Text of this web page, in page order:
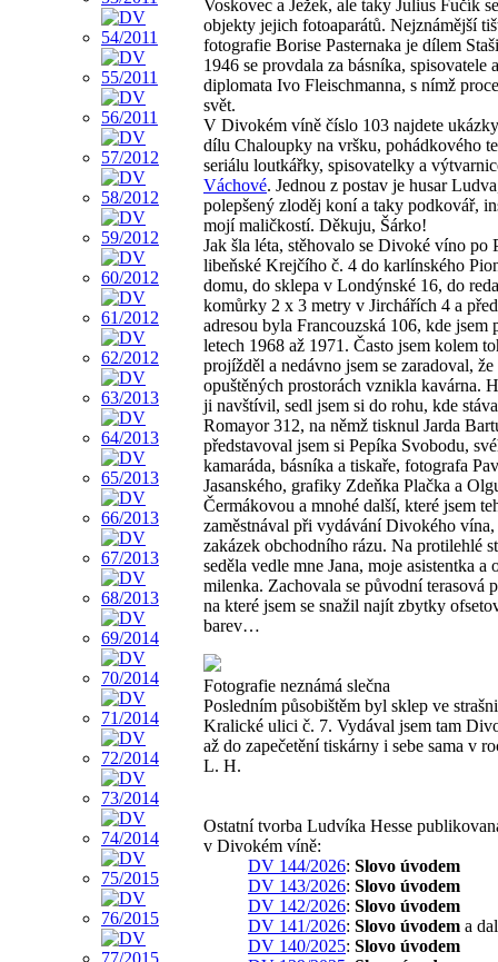
Voskovec a Ježek, ale taky Julius Fučík
objekty jejich fotoaparátů. Nejznámější
fotografie Borise Pasternaka je dílem
1946 se provdala za básníka, spisovatele a
diplomata Ivo Fleischmanna, s nímž
svět.
V Divokém víně číslo 103 najdete
dílu Chaloupky na vršku, pohádkového
seriálu loutkářky, spisovatelky a
Váchové. Jednou z postav je husar
polepšený zloděj koní a taky podkovář,
mojí maličkostí. Děkuju, Šárko!
Jak šla léta, stěhovalo se Divoké víno po
libeňské Krejčího č. 4 do karlínského
domu, do sklepa v Londýnské 16, do
komůrky 2 x 3 metry v Jirchářích 4 a
adresou byla Francouzská 106, kde jsem
letech 1968 až 1971. Často jsem kolem
projížděl a nedávno jsem se zaradoval, že
opuštěných prostorách vznikla kavárna.
ji navštívil, sedl jsem si do rohu, kde
Romayor 312, na němž tisknul Jarda
představoval jsem si Pepíka Svobodu,
kamaráda, básníka a tiskaře, fotografa
Jasanského, grafiky Zdeňka Plačka a
Čermákovou a mnohé další, které jsem
zaměstnával při vydávání Divokého vína,
zakázek obchodního rázu. Na protilehlé
seděla vedle mne Jana, moje asistentka a
milenka. Zachovala se původní terasová
na které jsem se snažil najít zbytky
barev…
Fotografie neznámá slečna
Posledním působištěm byl sklep ve
Kralické ulici č. 7. Vydával jsem tam
až do zapečetění tiskárny i sebe sama v
L. H.
Ostatní tvorba Ludvíka Hesse
v Divokém víně:
DV 144/2026: Slovo úvodem
DV 143/2026: Slovo úvodem
DV 142/2026: Slovo úvodem
DV 141/2026: Slovo úvodem a
DV 140/2025: Slovo úvodem